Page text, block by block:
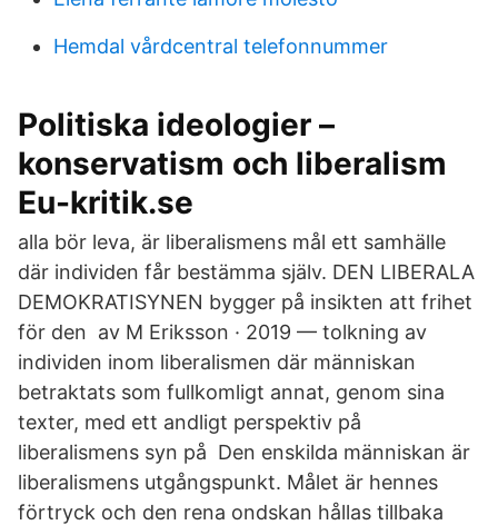
Hemdal vårdcentral telefonnummer
Politiska ideologier –
konservatism och liberalism
Eu-kritik.se
alla bör leva, är liberalismens mål ett samhälle
där individen får bestämma själv. DEN LIBERALA
DEMOKRATISYNEN bygger på insikten att frihet
för den av M Eriksson · 2019 — tolkning av
individen inom liberalismen där människan
betraktats som fullkomligt annat, genom sina
texter, med ett andligt perspektiv på
liberalismens syn på Den enskilda människan är
liberalismens utgångspunkt. Målet är hennes
förtryck och den rena ondskan hållas tillbaka